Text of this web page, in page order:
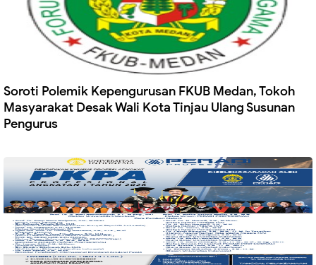
Soroti Polemik Kepengurusan FKUB Medan, Tokoh
Masyarakat Desak Wali Kota Tinjau Ulang Susunan
Pengurus